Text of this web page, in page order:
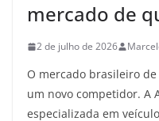
mercado de
2 de julho de 2026
O mercado brasileiro
um novo competidor. A
especializada em